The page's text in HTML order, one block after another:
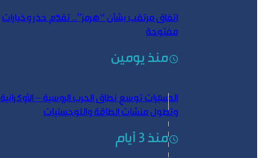
اتفاق مرتقب بشأن “هرمز”.. تقدّم حذر وخيارات
مفتوحة
منذ يومين
المسيّرات توسع نطاق الحرب الروسية – الأوكرانية
وتطول منشآت الطاقة واللوجستيات
منذ 3 أيام